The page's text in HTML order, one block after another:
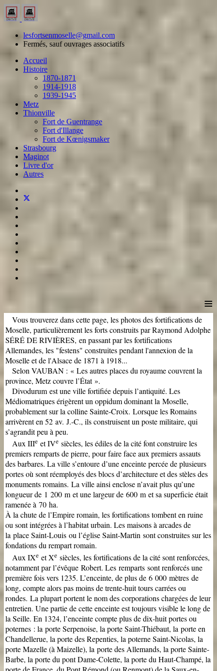
lesfortsenmoselle@gmail.com
Fermés, sauf ouvrages associatifs
Accueil
Histoire
1870-1871
1914-1918
1939-1945
Metz
Thionville
Fort de Guentrange
Fort d'Illange
Fort de Kœnigsmaker
Strasbourg
Maginot
Livre d'or
Autres
≡
Vous trouverez dans cette page, les photos des fortifications de
Moselle, particulièrement les forts construits par Raymond Adolphe
SÉRÉ DE RIVIÈRES, en passant par les fortifications
Allemandes, les "festens" construites pendant l'annexion de la
Moselle et de l'Alsace de 1871 à 1918...
Selon VAUBAN : « Les autres places du royaume couvrent la
province, Metz couvre l’État ».
Divodurum est une ville fortifiée depuis l’antiquité. Les
Médiomatriques érigèrent un oppidum dominant la Moselle,
probablement sur la colline Sainte-Croix. Lorsque les Romains
arrivèrent en 52 av. J.-C., ils construisent un poste militaire, qui
s’agrandit peu à peu.
Aux IIIe et IVe siècles, les édiles de la cité font construire les
premiers remparts de pierre, pour faire face aux premiers assauts
des barbares. La ville s’entoure d’une enceinte percée de plusieurs
portes où sont réemployés des blocs d’architecture et des stèles des
monuments romains. La ville ainsi enclose n’avait plus qu’une
longueur de 1 200 m et une largeur de 600 m et sa superficie était
ramenée à 70 ha.
À la chute de l’Empire romain, les fortifications tombent en ruine
ou sont intégrées à l’habitat urbain. Les maisons à arcades de
la place Saint-Louis ou l’église Saint-Martin sont construites sur les
fondations du rempart romain.
Aux IXe et Xe siècles, les fortifications de la cité sont renforcées,
notamment par l’évêque Robert. Les remparts sont renforcés une
première fois vers 1235. L’enceinte, de plus de 6 000 mètres de
long, compte alors pas moins de trente-huit tours carrées ou
rondes. La plupart portent le nom des corporations chargées de leur
entretien. Une partie de cette enceinte est toujours visible le long de
la Seille. En 1324, l’enceinte compte plus de dix-huit portes ou
poternes : la porte Serpenoise, la porte Saint-Thiébaut, la porte en
Chandellerue, la porte des Repenties, la poterne Saint-Nicolas, la
porte Mazelle (à Maizelle), la porte des Allemands, la porte Sainte-
Barbe, la porte du pont Dame-Colette, la porte du Haut-Champé, la